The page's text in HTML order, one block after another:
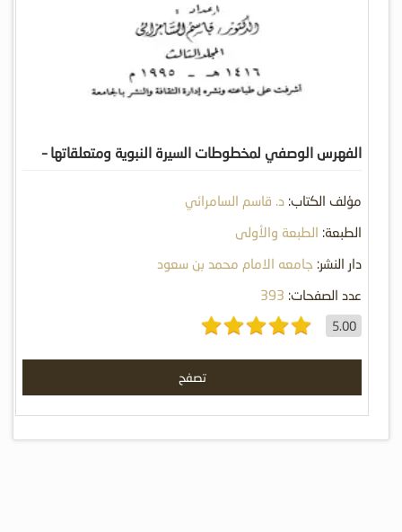
الفهرس الوصفي لمخطوطات السيرة النبوية ومتعلقاتها –
مؤلف الكتاب: د. قاسم السامرائي
الطبعة: الطبعة والأولى
دار النشر: جامعه الامام محمد بن سعود
عدد الصفحات: 393
5.00
تصفح